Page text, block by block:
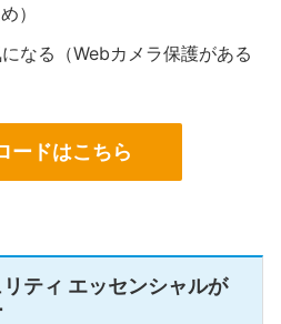
）
なる（Webカメラ保護がある
ードはこちら
ティ エッセンシャルが